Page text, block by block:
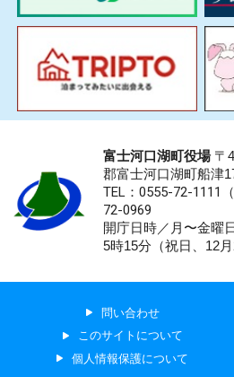
富士河口湖町役場〒
郡富士河口湖町船津
TEL：0555-72-1111
72-0969
開庁日時／月〜金曜
5時15分（祝日、12
問い合わせ
このサイトについて
個人情報保護について